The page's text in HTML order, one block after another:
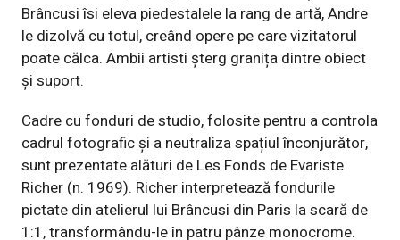
Brâncusi îsi eleva piedestalele la rang de artă, Andre
le dizolvă cu totul, creând opere pe care vizitatorul
poate călca. Ambii artisti șterg granița dintre obiect
și suport.
Cadre cu fonduri de studio, folosite pentru a controla
cadrul fotografic și a neutraliza spațiul înconjurător,
sunt prezentate alături de Les Fonds de Evariste
Richer (n. 1969). Richer interpretează fondurile
pictate din atelierul lui Brâncusi din Paris la scară de
1:1, transformându-le în patru pânze monocrome.